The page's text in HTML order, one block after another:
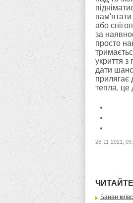
або
за
просто
укриття
дати
прилягає
тепла, це
26-11-2021,
Банан